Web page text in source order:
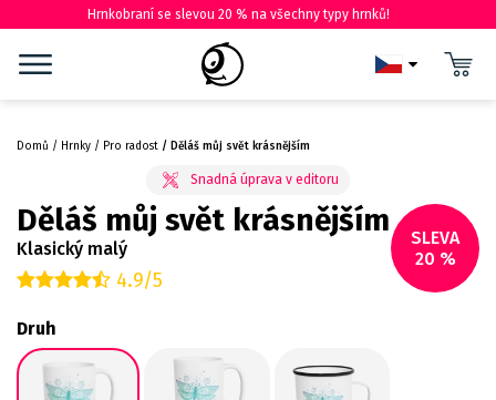
Hrnkobraní se slevou 20 % na všechny typy hrnků!
Domů Hrnky Pro radost Děláš můj svět krásnějším
SLEVA
20 %
Děláš můj svět krásnějším
Klasický malý
4.9/5
Druh